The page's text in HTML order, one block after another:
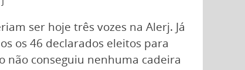
ser hoje três vozes na Alerj. Já
os 46 declarados eleitos para
não conseguiu nenhuma cadeira